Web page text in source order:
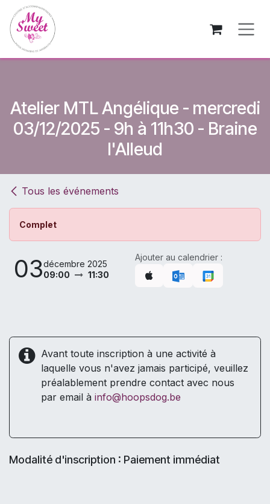
Se rendre au contenu
Atelier MTL Angélique - mercredi
03/12/2025 - 9h à 11h30 - Braine
l'Alleud
Tous les événements
Complet
03décembre 2025
09:00
11:30
Ajouter au calendrier :
Avant toute inscription à une activité à
laquelle vous n'avez jamais participé, veuillez
préalablement prendre contact avec nous
par email à info@hoopsdog.be
Modalité d'inscription : Paiement immédiat